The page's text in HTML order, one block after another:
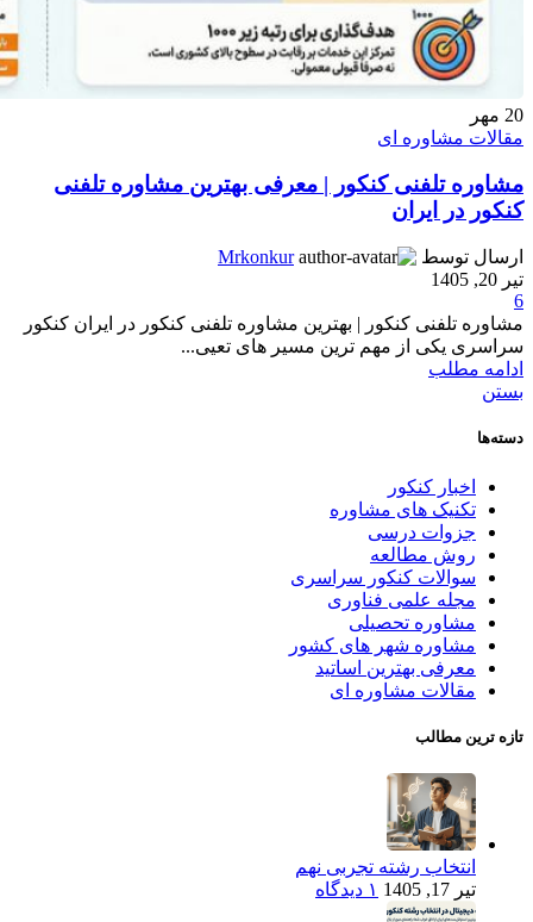
20 مهر
مقالات مشاوره ای
مشاوره تلفنی کنکور | معرفی بهترین مشاوره تلفنی
کنکور در ایران
ارسال توسط
Mrkonkur
تیر 20, 1405
6
مشاوره تلفنی کنکور | بهترین مشاوره تلفنی کنکور در ایران کنکور
سراسری یکی از مهم‌ ترین مسیر های تعیی...
ادامه مطلب
بستن
دسته‌ها
اخبار کنکور
تکنیک های مشاوره
جزوات درسی
روش مطالعه
سوالات کنکور سراسری
مجله علمی فناوری
مشاوره تحصیلی
مشاوره شهر های کشور
معرفی بهترین اساتید
مقالات مشاوره ای
تازه ترین مطالب
انتخاب رشته تجربی نهم
تیر 17, 1405
۱ دیدگاه